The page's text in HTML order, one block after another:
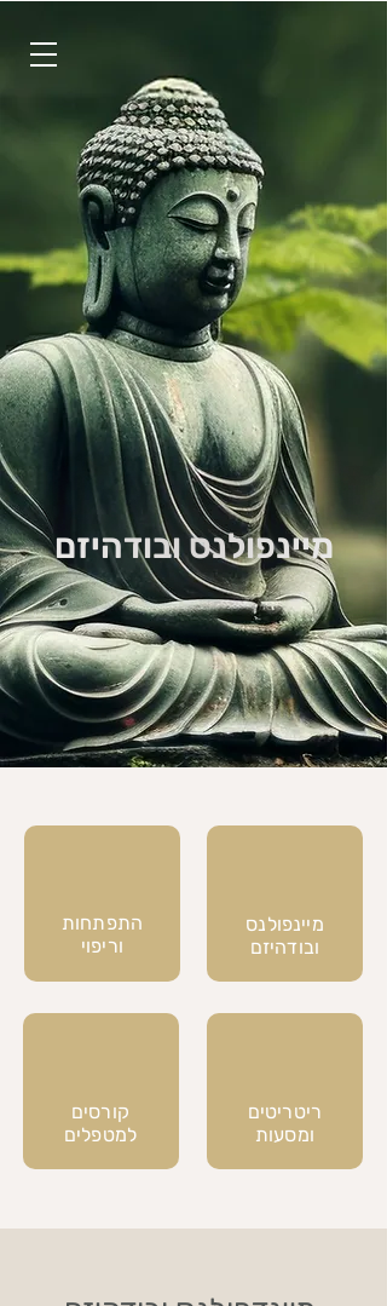
מיינפולנס ובודהיזם
התפתחות
וריפוי
מיינפולנס
ובודהיזם
קורסים
למטפלים
ריטריטים
ומסעות